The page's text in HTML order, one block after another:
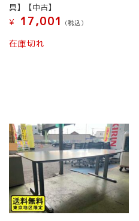
具】【中古】
¥
17,001 (税込）
在庫切れ